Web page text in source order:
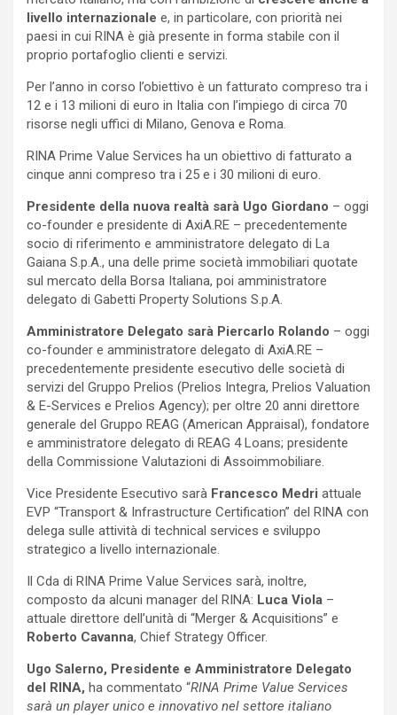
livello internazionale e, in particolare, con priorità nei
paesi in cui RINA è già presente in forma stabile con il
proprio portafoglio clienti e servizi.
Per l’anno in corso l’obiettivo è un fatturato compreso tra i
12 e i 13 milioni di euro in Italia con l’impiego di circa 70
risorse negli uffici di Milano, Genova e Roma.
RINA Prime Value Services ha un obiettivo di fatturato a
cinque anni compreso tra i 25 e i 30 milioni di euro.
Presidente della nuova realtà sarà Ugo Giordano – oggi
co-founder e presidente di AxiA.RE – precedentemente
socio di riferimento e amministratore delegato di La
Gaiana S.p.A., una delle prime società immobiliari quotate
sul mercato della Borsa Italiana, poi amministratore
delegato di Gabetti Property Solutions S.p.A.
Amministratore Delegato sarà Piercarlo Rolando – oggi
co-founder e amministratore delegato di AxiA.RE –
precedentemente presidente esecutivo delle società di
servizi del Gruppo Prelios (Prelios Integra, Prelios Valuation
& E-Services e Prelios Agency); per oltre 20 anni direttore
generale del Gruppo REAG (American Appraisal), fondatore
e amministratore delegato di REAG 4 Loans; presidente
della Commissione Valutazioni di Assoimmobiliare.
Vice Presidente Esecutivo sarà Francesco Medri attuale
EVP “Transport & Infrastructure Certification” del RINA con
delega sulle attività di technical services e sviluppo
strategico a livello internazionale.
Il Cda di RINA Prime Value Services sarà, inoltre,
composto da alcuni manager del RINA: Luca Viola –
attuale direttore dell’unità di “Merger & Acquisitions” e
Roberto Cavanna, Chief Strategy Officer.
Ugo Salerno, Presidente e Amministratore Delegato
del RINA, ha commentato “RINA Prime Value Services
sarà un player unico e innovativo nel settore italiano